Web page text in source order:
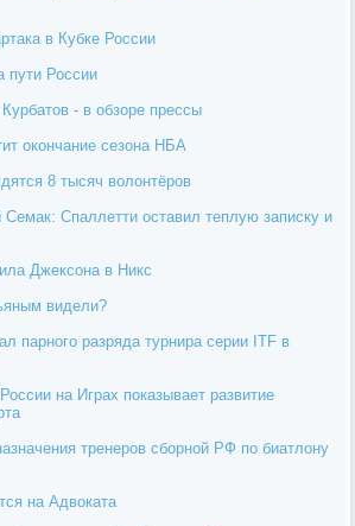
в Кубке России
пути России
- в обзоре прессы
окончание сезона НБА
8 тысяч волонтёров
Семак: Спаллетти оставил теплую записку и
Джексона в Никс
видели?
парного разряда турнира серии ITF в
на Играх показывает развитие
тренеров сборной РФ по биатлону
на Адвоката